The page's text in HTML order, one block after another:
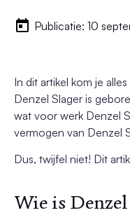
Publicatie: 10
In dit artikel kom je
Denzel Slager is
wat voor werk Denzel
vermogen van Denzel
Dus, twijfel niet! Dit
Wie is Denzel